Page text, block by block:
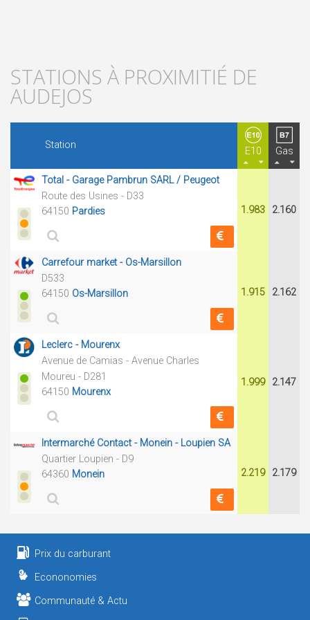
STATIONS À PROXIMITIÉ DE
AUDEJOS
Station
E10 Gas
Total - Garage Pambrun SARL / Peugeot
Route des Usines - D33
64150 Pardies 1.983 2.160
Carrefour market - Os-Marsillon
D533
64150 Os-Marsillon 1.915 2.162
Leclerc - Mourenx
Avenue de Camias - Avenue Charles
Moureu - D281
64150 Mourenx
1.999 2.147
Intermarché Contact - Monein - Loupien SA
Quartier Loupien - D9
64360 Monein 2.219 2.179
Prix du carburant
Econonomies
Communauté & Actu